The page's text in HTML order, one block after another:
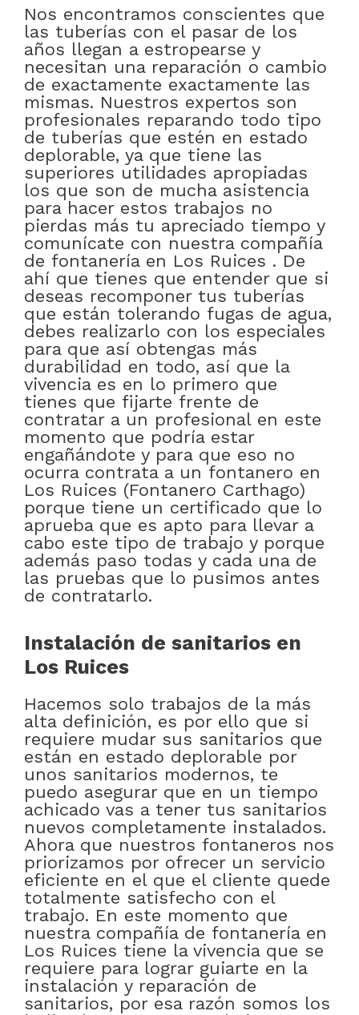
Nos encontramos conscientes que
las tuberías con el pasar de los
años llegan a estropearse y
necesitan una reparación o cambio
de exactamente exactamente las
mismas. Nuestros expertos son
profesionales reparando todo tipo
de tuberías que estén en estado
deplorable, ya que tiene las
superiores utilidades apropiadas
los que son de mucha asistencia
para hacer estos trabajos no
pierdas más tu apreciado tiempo y
comunícate con nuestra compañía
de fontanería en Los Ruices . De
ahí que tienes que entender que si
deseas recomponer tus tuberías
que están tolerando fugas de agua,
debes realizarlo con los especiales
para que así obtengas más
durabilidad en todo, así que la
vivencia es en lo primero que
tienes que fijarte frente de
contratar a un profesional en este
momento que podría estar
engañándote y para que eso no
ocurra contrata a un fontanero en
Los Ruices (Fontanero Carthago)
porque tiene un certificado que lo
aprueba que es apto para llevar a
cabo este tipo de trabajo y porque
además paso todas y cada una de
las pruebas que lo pusimos antes
de contratarlo.
Instalación de sanitarios en
Los Ruices
Hacemos solo trabajos de la más
alta definición, es por ello que si
requiere mudar sus sanitarios que
están en estado deplorable por
unos sanitarios modernos, te
puedo asegurar que en un tiempo
achicado vas a tener tus sanitarios
nuevos completamente instalados.
Ahora que nuestros fontaneros nos
priorizamos por ofrecer un servicio
eficiente en el que el cliente quede
totalmente satisfecho con el
trabajo. En este momento que
nuestra compañía de fontanería en
Los Ruices tiene la vivencia que se
requiere para lograr guiarte en la
instalación y reparación de
sanitarios, por esa razón somos los